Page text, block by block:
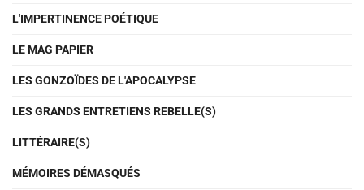
L'IMPERTINENCE POÉTIQUE
LE MAG PAPIER
LES GONZOÏDES DE L'APOCALYPSE
LES GRANDS ENTRETIENS REBELLE(S)
LITTÉRAIRE(S)
MÉMOIRES DÉMASQUÉS